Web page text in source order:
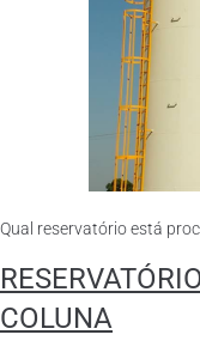
Qual reservatório está
COLUNA